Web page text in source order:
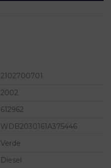
2102700701
2002
612962
WDB2030161A375446
Verde
Diesel